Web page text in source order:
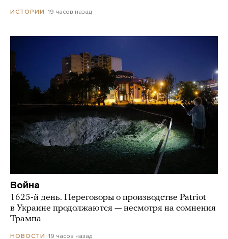
ИСТОРИИ 19 часов назад
Война
1625-й день. Переговоры о производстве Patriot
в Украине продолжаются — несмотря на сомнения
Трампа
НОВОСТИ 19 часов назад